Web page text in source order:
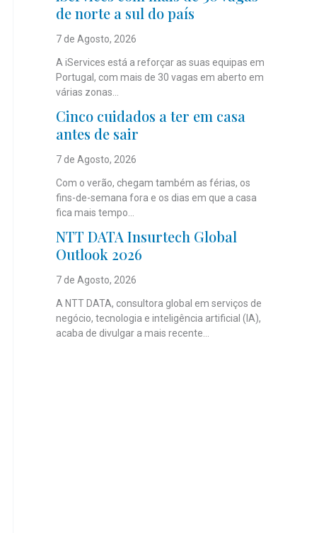
de norte a sul do país
7 de Agosto, 2026
A iServices está a reforçar as suas equipas em
Portugal, com mais de 30 vagas em aberto em
várias zonas...
Cinco cuidados a ter em casa
antes de sair
7 de Agosto, 2026
Com o verão, chegam também as férias, os
fins-de-semana fora e os dias em que a casa
fica mais tempo...
NTT DATA Insurtech Global
Outlook 2026
7 de Agosto, 2026
A NTT DATA, consultora global em serviços de
negócio, tecnologia e inteligência artificial (IA),
acaba de divulgar a mais recente...